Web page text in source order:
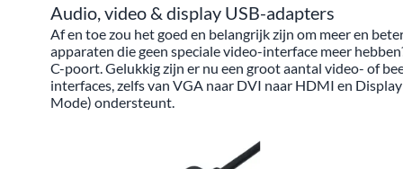
Audio, video & display USB-adapters
Af en toe zou het goed en belangrijk zijn om meer en
apparaten die geen speciale video-interface meer
C-poort. Gelukkig zijn er nu een groot aantal video- of
interfaces, zelfs van VGA naar DVI naar HDMI en
Mode) ondersteunt.